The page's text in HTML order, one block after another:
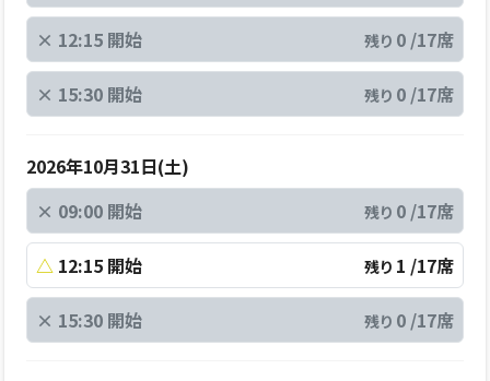
× 12:15 開始 残り0 /17席
× 15:30 開始 残り0 /17席
2026年10月31日(土)
× 09:00 開始 残り0 /17席
△ 12:15 開始 残り1 /17席
× 15:30 開始 残り0 /17席